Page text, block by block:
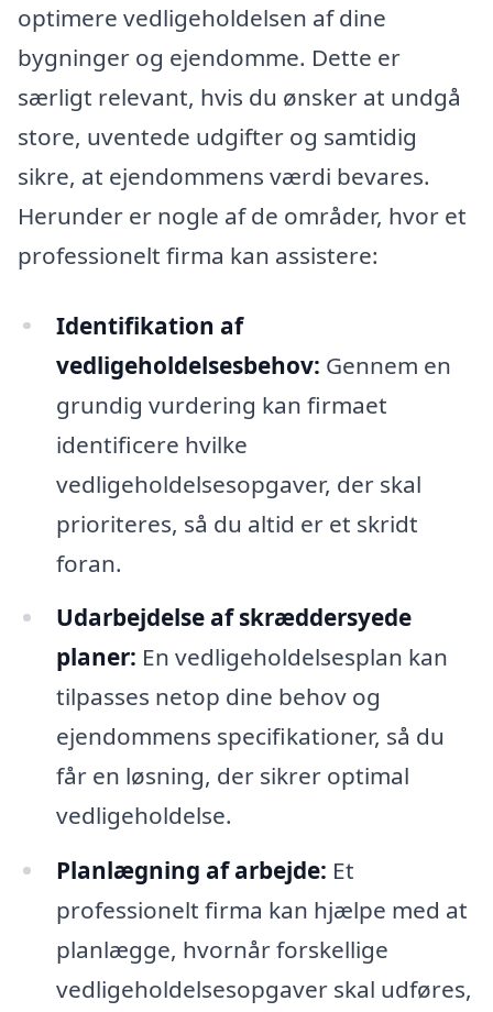
optimere vedligeholdelsen af dine
bygninger og ejendomme. Dette er
særligt relevant, hvis du ønsker at undgå
store, uventede udgifter og samtidig
sikre, at ejendommens værdi bevares.
Herunder er nogle af de områder, hvor et
professionelt firma kan assistere:
Identifikation af
vedligeholdelsesbehov: Gennem en
grundig vurdering kan firmaet
identificere hvilke
vedligeholdelsesopgaver, der skal
prioriteres, så du altid er et skridt
foran.
Udarbejdelse af skræddersyede
planer: En vedligeholdelsesplan kan
tilpasses netop dine behov og
ejendommens specifikationer, så du
får en løsning, der sikrer optimal
vedligeholdelse.
Planlægning af arbejde: Et
professionelt firma kan hjælpe med at
planlægge, hvornår forskellige
vedligeholdelsesopgaver skal udføres,